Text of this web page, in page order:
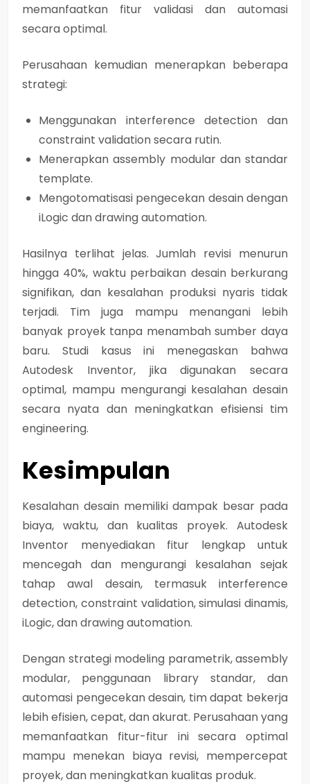
memanfaatkan fitur validasi dan automasi
secara optimal.
Perusahaan kemudian menerapkan beberapa
strategi:
Menggunakan interference detection dan
constraint validationsecara rutin.
Menerapkanassembly modulardan standar
template.
Mengotomatisasi pengecekan desain dengan
iLogic dan drawing automation.
Hasilnya terlihat jelas. Jumlah revisi menurun
hingga 40%, waktu perbaikan desain berkurang
signifikan, dan kesalahan produksi nyaris tidak
terjadi. Tim juga mampu menangani lebih
banyak proyek tanpa menambah sumber daya
baru. Studi kasus ini menegaskan bahwa
Autodesk Inventor, jika digunakan secara
optimal, mampu mengurangi kesalahan desain
secara nyata dan meningkatkan efisiensi tim
engineering.
Kesimpulan
Kesalahan desain memiliki dampak besar pada
biaya, waktu, dan kualitas proyek. Autodesk
Inventor menyediakan fitur lengkap untuk
mencegah dan mengurangi kesalahan sejak
tahap awal desain, termasuk interference
detection, constraint validation, simulasi dinamis,
iLogic, dan drawing automation.
Dengan strategi modeling parametrik, assembly
modular, penggunaan library standar, dan
automasi pengecekan desain, tim dapat bekerja
lebih efisien, cepat, dan akurat. Perusahaan yang
memanfaatkan fitur-fitur ini secara optimal
mampu menekan biaya revisi, mempercepat
proyek, dan meningkatkan kualitas produk.